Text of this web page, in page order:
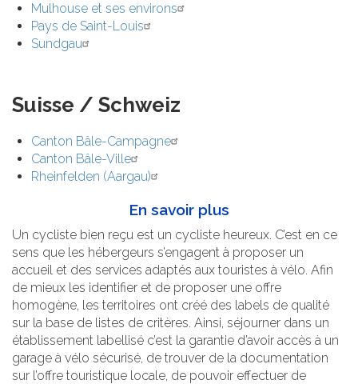
Mulhouse et ses environs
Pays de Saint-Louis
Sundgau
Suisse / Schweiz
Canton Bâle-Campagne
Canton Bâle-Ville
Rheinfelden (Aargau)
En savoir plus
Un cycliste bien reçu est un cycliste heureux. C’est en ce
sens que les hébergeurs s’engagent à proposer un
accueil et des services adaptés aux touristes à vélo. Afin
de mieux les identifier et de proposer une offre
homogène, les territoires ont créé des labels de qualité
sur la base de listes de critères. Ainsi, séjourner dans un
établissement labellisé c’est la garantie d’avoir accès à un
garage à vélo sécurisé, de trouver de la documentation
sur l’offre touristique locale, de pouvoir effectuer de